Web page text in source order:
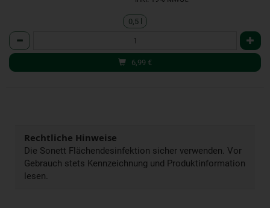
0,5 l
Anzahl
6,99 €
Rechtliche Hinweise
Die Sonett Flächendesinfektion sicher verwenden. Vor
Gebrauch stets Kennzeichnung und Produktinformation
lesen.